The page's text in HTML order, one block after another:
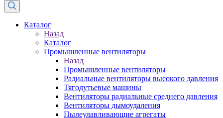
Каталог
Назад
Каталог
Промышленные вентиляторы
Назад
Промышленные вентиляторы
Радиальные вентиляторы высокого давления
Тягодутьевые машины
Вентиляторы радиальные среднего давления
Вентиляторы дымоудаления
Пылеулавливающие агрегаты